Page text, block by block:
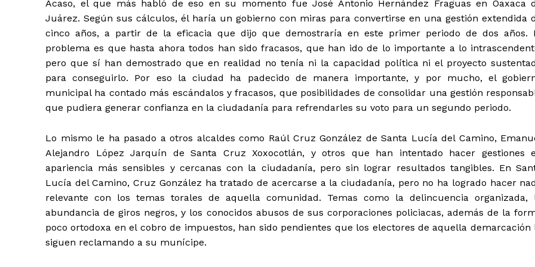
Acaso, el que más habló de eso en su momento fue José Antonio Hernández Fraguas en Oaxaca
Juárez. Según sus cálculos, él haría un gobierno con miras para convertirse en una gestión extendida
cinco años, a partir de la eficacia que dijo que demostraría en este primer periodo de dos años.
problema es que hasta ahora todos han sido fracasos, que han ido de lo importante a lo
pero que sí han demostrado que en realidad no tenía ni la capacidad política ni el proyecto
para conseguirlo. Por eso la ciudad ha padecido de manera importante, y por mucho, el
municipal ha contado más escándalos y fracasos, que posibilidades de consolidar una gestión
que pudiera generar confianza en la ciudadanía para refrendarles su voto para un segundo periodo.
Lo mismo le ha pasado a otros alcaldes como Raúl Cruz González de Santa Lucía del Camino,
Alejandro López Jarquín de Santa Cruz Xoxocotlán, y otros que han intentado hacer gestiones
apariencia más sensibles y cercanas con la ciudadanía, pero sin lograr resultados tangibles. En
Lucía del Camino, Cruz González ha tratado de acercarse a la ciudadanía, pero no ha logrado hacer
relevante con los temas torales de aquella comunidad. Temas como la delincuencia organizada,
abundancia de giros negros, y los conocidos abusos de sus corporaciones policiacas, además de la
poco ortodoxa en el cobro de impuestos, han sido pendientes que los electores de aquella demarcación
siguen reclamando a su munícipe.